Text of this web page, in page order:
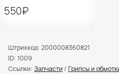
550₽
Штрихкод: 2000008360821
ID: 1009
Ссылки: Запчасти / Грипсы и